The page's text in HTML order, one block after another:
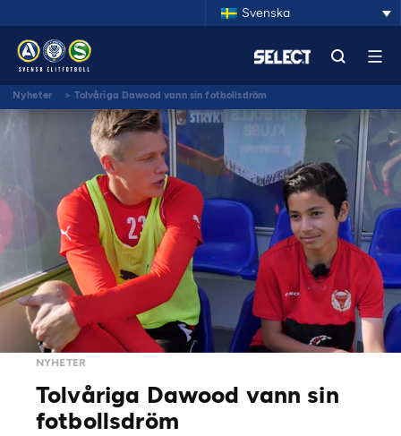
Svenska
Nyheter > Tolvåriga Dawood vann sin fotbollsdröm
NYHETER
Tolvåriga Dawood vann sin
fotbollsdröm